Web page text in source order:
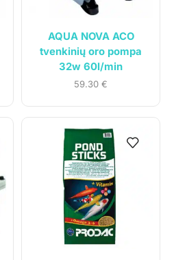
AQUA NOVA ACO
tvenkinių oro pompa
32w 60l/min
59.30 €